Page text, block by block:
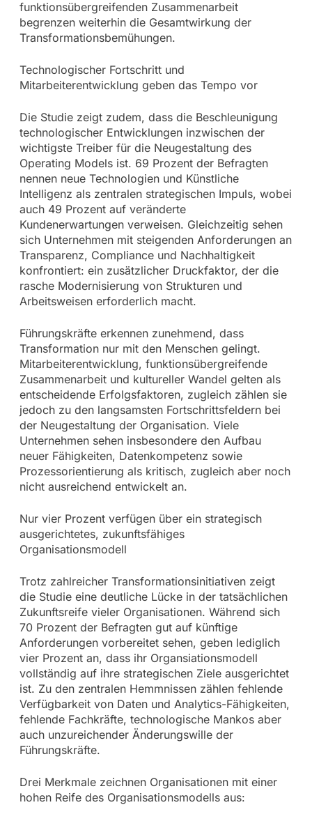
funktionsübergreifenden Zusammenarbeit
begrenzen weiterhin die Gesamtwirkung der
Transformationsbemühungen.
Technologischer Fortschritt und
Mitarbeiterentwicklung geben das Tempo vor
Die Studie zeigt zudem, dass die Beschleunigung
technologischer Entwicklungen inzwischen der
wichtigste Treiber für die Neugestaltung des
Operating Models ist. 69 Prozent der Befragten
nennen neue Technologien und Künstliche
Intelligenz als zentralen strategischen Impuls, wobei
auch 49 Prozent auf veränderte
Kundenerwartungen verweisen. Gleichzeitig sehen
sich Unternehmen mit steigenden Anforderungen an
Transparenz, Compliance und Nachhaltigkeit
konfrontiert: ein zusätzlicher Druckfaktor, der die
rasche Modernisierung von Strukturen und
Arbeitsweisen erforderlich macht.
Führungskräfte erkennen zunehmend, dass
Transformation nur mit den Menschen gelingt.
Mitarbeiterentwicklung, funktionsübergreifende
Zusammenarbeit und kultureller Wandel gelten als
entscheidende Erfolgsfaktoren, zugleich zählen sie
jedoch zu den langsamsten Fortschrittsfeldern bei
der Neugestaltung der Organisation. Viele
Unternehmen sehen insbesondere den Aufbau
neuer Fähigkeiten, Datenkompetenz sowie
Prozessorientierung als kritisch, zugleich aber noch
nicht ausreichend entwickelt an.
Nur vier Prozent verfügen über ein strategisch
ausgerichtetes, zukunftsfähiges
Organisationsmodell
Trotz zahlreicher Transformationsinitiativen zeigt
die Studie eine deutliche Lücke in der tatsächlichen
Zukunftsreife vieler Organisationen. Während sich
70 Prozent der Befragten gut auf künftige
Anforderungen vorbereitet sehen, geben lediglich
vier Prozent an, dass ihr Organsiationsmodell
vollständig auf ihre strategischen Ziele ausgerichtet
ist. Zu den zentralen Hemmnissen zählen fehlende
Verfügbarkeit von Daten und Analytics-Fähigkeiten,
fehlende Fachkräfte, technologische Mankos aber
auch unzureichender Änderungswille der
Führungskräfte.
Drei Merkmale zeichnen Organisationen mit einer
hohen Reife des Organisationsmodells aus: